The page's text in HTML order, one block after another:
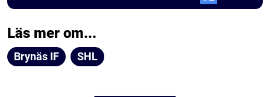
Läs mer om...
Brynäs IF SHL